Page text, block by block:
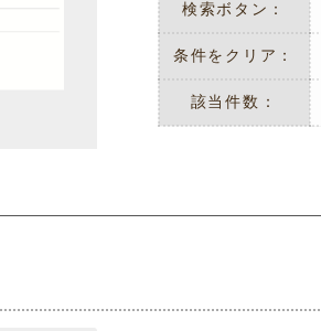
検索ボタン：
条件をクリア：
該当件数：